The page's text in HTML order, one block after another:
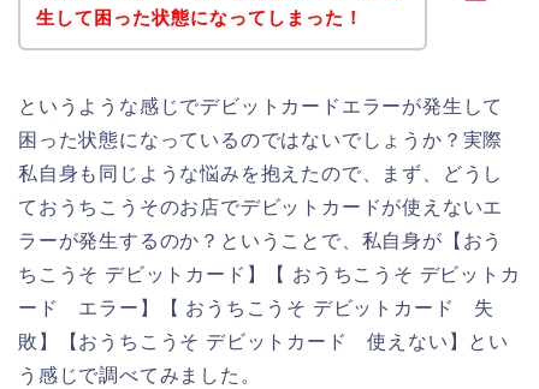
生して困った状態になってしまった！
というような感じでデビットカードエラーが発生して
困った状態になっているのではないでしょうか？実際
私自身も同じような悩みを抱えたので、まず、どうし
ておうちこうそのお店でデビットカードが使えないエ
ラーが発生するのか？ということで、私自身が【おう
ちこうそ デビットカード】【 おうちこうそ デビットカ
ード エラー】【 おうちこうそ デビットカード 失
敗】【おうちこうそ デビットカード 使えない】とい
う感じで調べてみました。